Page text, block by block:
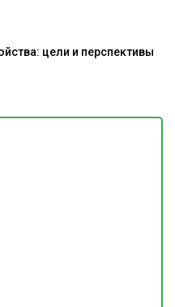
цели и перспективы